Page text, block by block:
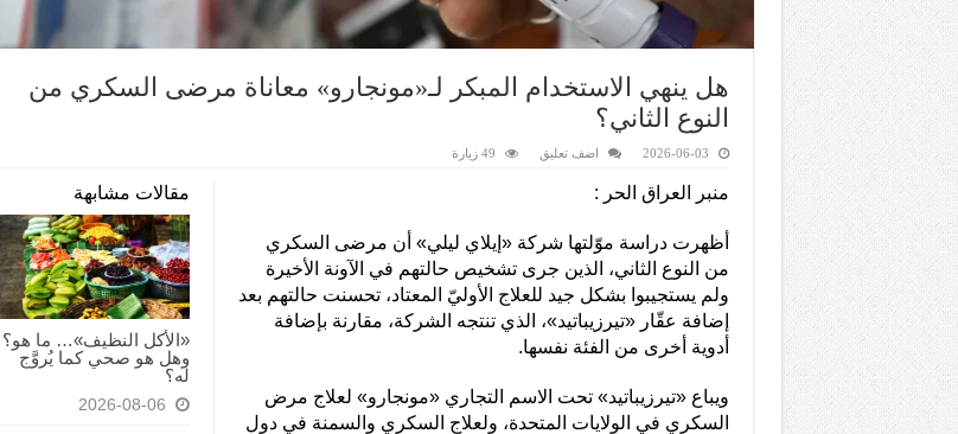
هل ينهي الاستخدام المبكر لـ«مونجارو» معاناة مرضى السكري من
النوع الثاني؟
2026-06-03 اضف تعليق 49 زيارة
مقالات مشابهة
«الأكل النظيف»… ما هو؟
وهل هو صحي كما يُروَّج
له؟
2026-08-06
منبر العراق الحر :
أظهرت دراسة موّلتها شركة «إيلاي ليلي» أن مرضى السكري
من النوع الثاني، الذين جرى تشخيص حالتهم في الآونة الأخيرة
ولم يستجيبوا بشكل جيد للعلاج الأوليّ المعتاد، تحسنت حالتهم بعد
إضافة عقّار «تيرزيباتيد»، الذي تنتجه الشركة، مقارنة بإضافة
أدوية أخرى من الفئة نفسها.
ويباع «تيرزيباتيد» تحت الاسم التجاري «مونجارو» لعلاج مرض
السكري في الولايات المتحدة، ولعلاج السكري والسمنة في دول